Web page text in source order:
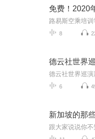
免费！2020
8
6
新加坡的那
跟大家说说你